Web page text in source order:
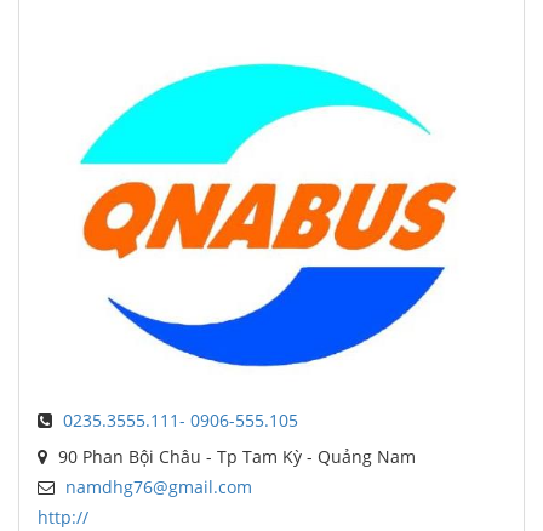
0235.3555.111- 0906-555.105
90 Phan Bội Châu - Tp Tam Kỳ - Quảng Nam
namdhg76@gmail.com
http://